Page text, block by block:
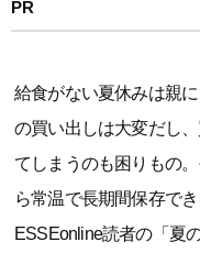
PR
給食がない夏休みは親
の買い出しは大変だし
てしまうのも困りもの
ら常温で長期間保存で
ESSEonline読者の「夏